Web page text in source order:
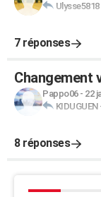
Ulysse5818
7 réponses
Changement
Pappo06- 22
KIDUGUEN
8 réponses